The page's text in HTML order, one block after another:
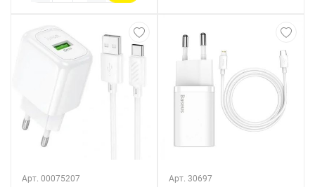
Арт. 00075207 Арт. 30697